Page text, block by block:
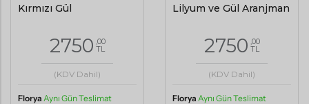
Kırmızı Gül
2750 ,00
TL
(KDV Dahil)
Florya Aynı Gün Teslimat
Lilyum ve Gül Aranjman
2750 ,00
TL
(KDV Dahil)
Florya Aynı Gün Teslimat